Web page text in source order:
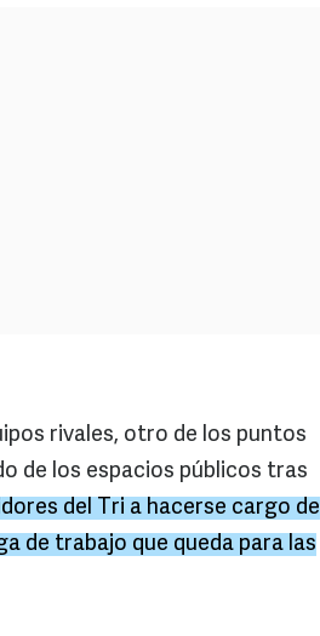
rivales, otro de los puntos
de los espacios públicos tras
del Tri a hacerse cargo de
de trabajo que queda para las